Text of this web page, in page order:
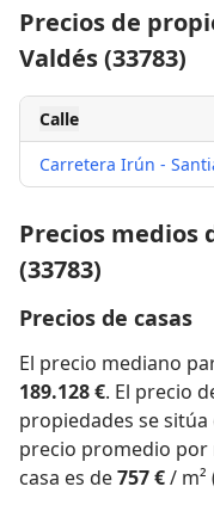
Precios de
Valdés (33783)
Calle
Carretera Irún -
Precios medios
(33783)
Precios de casas
El precio mediano
189.128 €. El precio
propiedades se
precio promedio por
casa es de757 €/